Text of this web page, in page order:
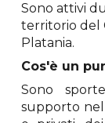
Sono attivi
territorio del
Platania.
Cos'è un
Sono
supporto